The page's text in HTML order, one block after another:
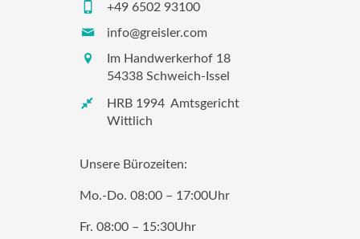
+49 6502 93100
info@greisler.com
Im Handwerkerhof 18
54338 Schweich-Issel
HRB 1994 Amtsgericht
Wittlich
Unsere Bürozeiten:
Mo.-Do. 08:00 – 17:00Uhr
Fr. 08:00 – 15:30Uhr